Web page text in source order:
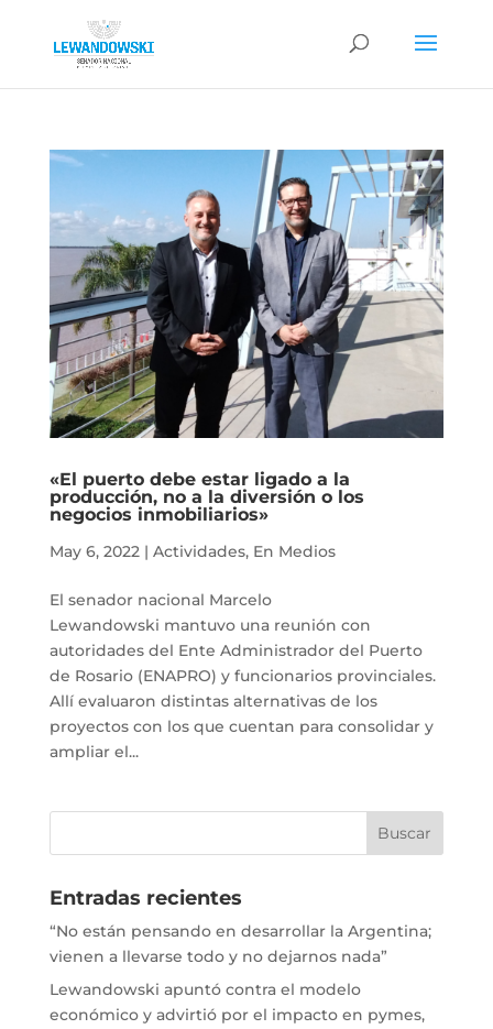
«El puerto debe estar ligado a la
producción, no a la diversión o los
negocios inmobiliarios»
May 6, 2022| Actividades, En Medios
El senador nacional Marcelo
Lewandowski mantuvo una reunión con
autoridades del Ente Administrador del Puerto
de Rosario (ENAPRO) y funcionarios provinciales.
Allí evaluaron distintas alternativas de los
proyectos con los que cuentan para consolidar y
ampliar el...
Entradas recientes
“No están pensando en desarrollar la Argentina;
vienen a llevarse todo y no dejarnos nada”
Lewandowski apuntó contra el modelo
económico y advirtió por el impacto en pymes,